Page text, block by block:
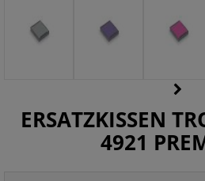
ERSATZKISSEN
4921